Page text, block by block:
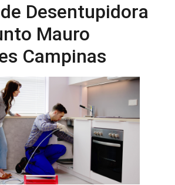
Desentupidora
Mauro
Campinas